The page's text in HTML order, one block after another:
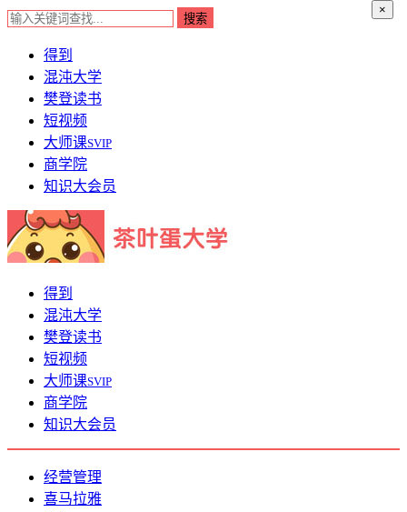
×
得到
混沌大学
樊登读书
短视频
大师课SVIP
商学院
知识大会员
得到
混沌大学
樊登读书
短视频
大师课SVIP
商学院
知识大会员
经营管理
喜马拉雅